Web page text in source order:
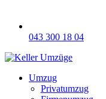
043 300 18 04
Umzug
Privatumzug